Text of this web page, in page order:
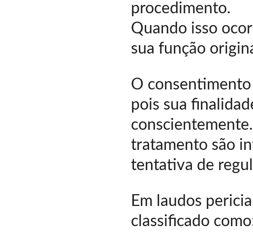
procedimento.
Quando isso
sua função
O
pois sua
tratamento são
tentativa de
Em laudos
classificado